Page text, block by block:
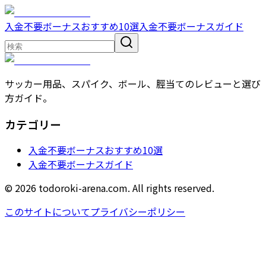
入金不要ボーナスおすすめ10選入金不要ボーナスガイド
サッカー用品、スパイク、ボール、脛当てのレビューと選び
方ガイド。
カテゴリー
入金不要ボーナスおすすめ10選
入金不要ボーナスガイド
© 2026 todoroki-arena.com. All rights reserved.
このサイトについてプライバシーポリシー